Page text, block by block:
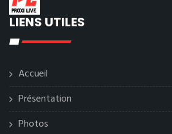
LIENS UTILES
Accueil
Présentation
Photos